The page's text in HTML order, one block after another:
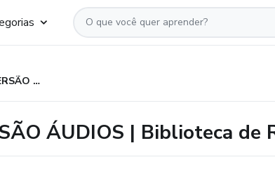
[ARCHIVED] VERSÃO ÁUDIOS | Biblioteca de Roteiros de EFT
ÁUDIOS | Biblioteca de